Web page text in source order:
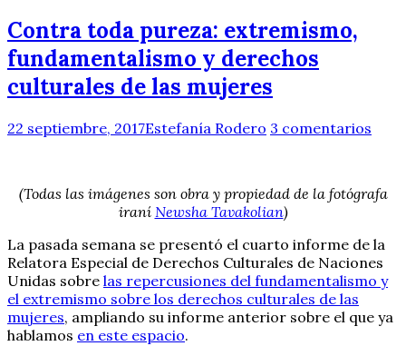
Contra toda pureza: extremismo,
fundamentalismo y derechos
culturales de las mujeres
22 septiembre, 2017Estefanía Rodero 3 comentarios
(Todas las imágenes son obra y propiedad de la fotógrafa
iraní Newsha Tavakolian)
La pasada semana se presentó el cuarto informe de la
Relatora Especial de Derechos Culturales de Naciones
Unidas sobre las repercusiones del fundamentalismo y
el extremismo sobre los derechos culturales de las
mujeres, ampliando su informe anterior sobre el que ya
hablamos en este espacio.